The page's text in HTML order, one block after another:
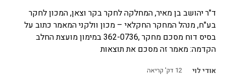
ד"ר יהושב בן מאיר, המחלקה לחקר בקר וצאן, המכון לחקר
בע"ח, מנהל המחקר החקלאי – מכון וולקני המאמר כתוב על
בסיס דוח מסכם מחקר ,362-0736 במימון מועצת החלב
הקדמה: מאמר זה מסכם את תוצאות
אודי לוי 12 דק' קריאה